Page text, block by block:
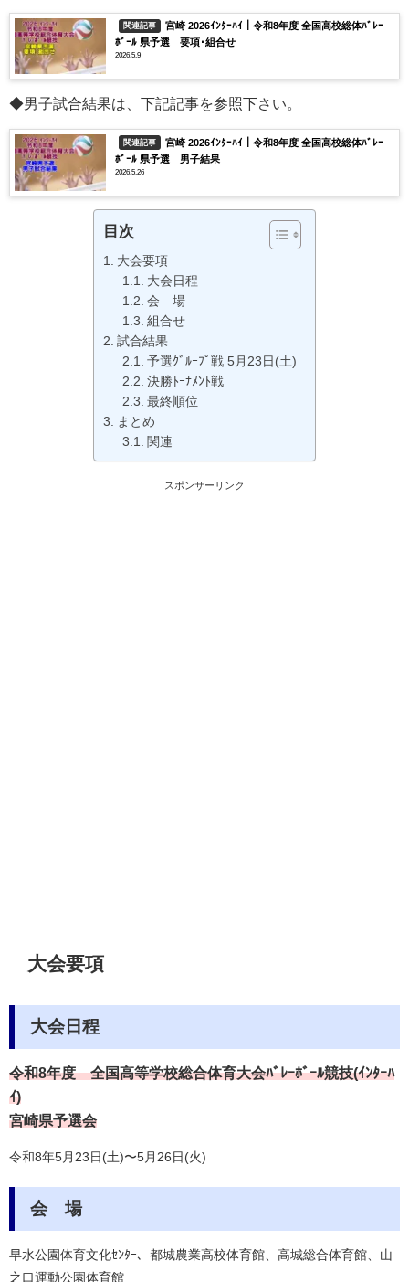
関連記事
宮崎 2026ｲﾝﾀｰﾊｲ｜令和8年度 全国高校総体ﾊﾞﾚｰ
ﾎﾞｰﾙ 県予選 要項･組合せ
2026.5.9
◆男子試合結果は、下記記事を参照下さい。
関連記事
宮崎 2026ｲﾝﾀｰﾊｲ｜令和8年度 全国高校総体ﾊﾞﾚｰ
ﾎﾞｰﾙ 県予選 男子結果
2026.5.26
目次
大会要項
大会日程
会 場
組合せ
試合結果
予選ｸﾞﾙｰﾌﾟ戦 5月23日(土)
決勝ﾄｰﾅﾒﾝﾄ戦
最終順位
まとめ
関連
スポンサーリンク
大会要項
大会日程
令和8年度全国高等学校総合体育大会ﾊﾞﾚｰﾎﾞｰﾙ競技(ｲﾝﾀｰﾊ
ｲ)
宮崎県予選会
令和8年5月23日(土)〜5月26日(火)
会 場
早水公園体育文化ｾﾝﾀｰ、 都城農業高校体育館、高城総合体育館、山
之口運動公園体育館